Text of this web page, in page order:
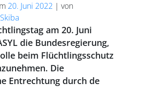
20. Juni 2022 | von
am 20. Juni
die Bundesregierung,
beim Flüchtlingsschutz
Die
Entrechtung durch de